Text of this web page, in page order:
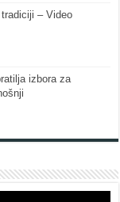
– Video
izbora za